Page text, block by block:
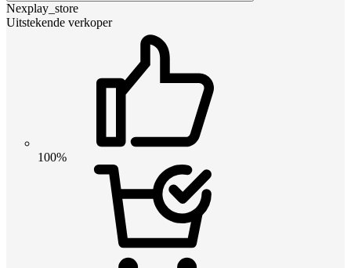
Nexplay_store
Uitstekende verkoper
100%